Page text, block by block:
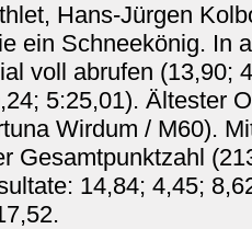
Hans-Jürgen
ein Schneekönig. In
voll abrufen (13,90;
5:25,01). Ältester
Wirdum / M60).
Gesamtpunktzahl
14,84; 4,45;